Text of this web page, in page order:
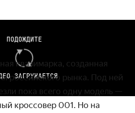
ПОДОЖДИТЕ
ЗАГРУЖАЕТСЯ
квазимарка, созданная
российского рынка. Под ней
пока всего одну модель —
кроссовер 001. Но на